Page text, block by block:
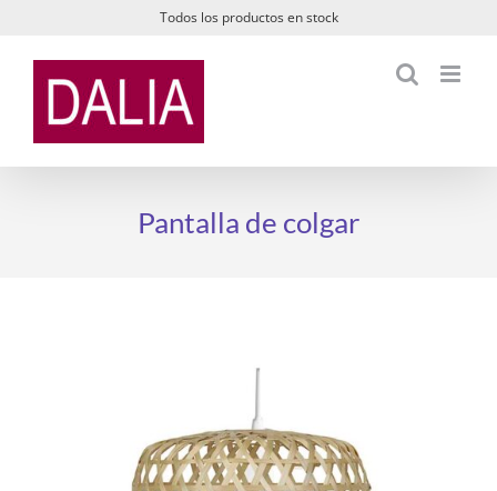
contenido
Todos los productos en stock
Pantalla de colgar